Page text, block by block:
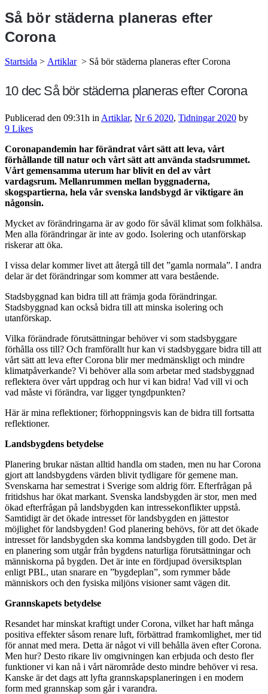
Så bör städerna planeras efter
Corona
Startsida > Artiklar > Så bör städerna planeras efter Corona
10 decSå bör städerna planeras efter Corona
Publicerad den 09:31h in Artiklar, Nr 6 2020, Tidningar 2020 by
9 Likes
Coronapandemin har förändrat vårt sätt att leva, vårt
förhållande till natur och vårt sätt att använda stadsrummet.
Vårt gemensamma uterum har blivit en del av vårt
vardagsrum. Mellanrummen mellan byggnaderna,
skogspartierna, hela vår svenska landsbygd är viktigare än
någonsin.
Mycket av förändringarna är av godo för såväl klimat som folkhälsa.
Men alla förändringar är inte av godo. Isolering och utanförskap
riskerar att öka.
I vissa delar kommer livet att återgå till det ”gamla normala”. I andra
delar är det förändringar som kommer att vara bestående.
Stadsbyggnad kan bidra till att främja goda förändringar.
Stadsbyggnad kan också bidra till att minska isolering och
utanförskap.
Vilka förändrade förutsättningar behöver vi som stadsbyggare
förhålla oss till? Och framförallt hur kan vi stadsbyggare bidra till att
vårt sätt att leva efter Corona blir mer medmänskligt och mindre
klimatpåverkande? Vi behöver alla som arbetar med stadsbyggnad
reflektera över vårt uppdrag och hur vi kan bidra! Vad vill vi och
vad måste vi förändra, var ligger tyngdpunkten?
Här är mina reflektioner; förhoppningsvis kan de bidra till fortsatta
reflektioner.
Landsbygdens betydelse
Planering brukar nästan alltid handla om staden, men nu har Corona
gjort att landsbygdens värden blivit tydligare för gemene man.
Svenskarna har semestrat i Sverige som aldrig förr. Efterfrågan på
fritidshus har ökat markant. Svenska landsbygden är stor, men med
ökad efterfrågan på landsbygden kan intressekonflikter uppstå.
Samtidigt är det ökade intresset för landsbygden en jättestor
möjlighet för landsbygden! God planering behövs, för att det ökade
intresset för landsbygden ska komma landsbygden till godo. Det är
en planering som utgår från bygdens naturliga förutsättningar och
människorna på bygden. Det är inte en fördjupad översiktsplan
enligt PBL, utan snarare en ”bygdeplan”, som rymmer både
människors och den fysiska miljöns visioner samt vägen dit.
Grannskapets betydelse
Resandet har minskat kraftigt under Corona, vilket har haft många
positiva effekter såsom renare luft, förbättrad framkomlighet, mer tid
för annat med mera. Detta är något vi vill behålla även efter Corona.
Men hur? Desto rikare liv omgivningen kan erbjuda och desto fler
funktioner vi kan nå i vårt närområde desto mindre behöver vi resa.
Kanske är det dags att lyfta grannskapsplaneringen i en modern
form med grannskap som går i varandra.